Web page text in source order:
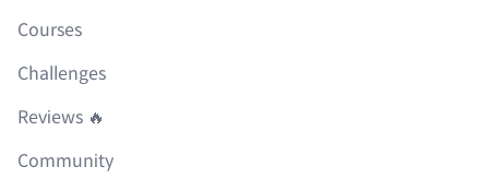
Courses
Challenges
Reviews 🔥
Community